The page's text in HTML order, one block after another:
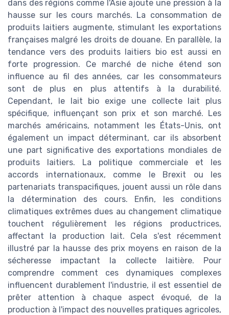
dans des régions comme l'Asie ajoute une pression à la
hausse sur les cours marchés. La consommation de
produits laitiers augmente, stimulant les exportations
françaises malgré les droits de douane. En parallèle, la
tendance vers des produits laitiers bio est aussi en
forte progression. Ce marché de niche étend son
influence au fil des années, car les consommateurs
sont de plus en plus attentifs à la durabilité.
Cependant, le lait bio exige une collecte lait plus
spécifique, influençant son prix et son marché. Les
marchés américains, notamment les États-Unis, ont
également un impact déterminant, car ils absorbent
une part significative des exportations mondiales de
produits laitiers. La politique commerciale et les
accords internationaux, comme le Brexit ou les
partenariats transpacifiques, jouent aussi un rôle dans
la détermination des cours. Enfin, les conditions
climatiques extrêmes dues au changement climatique
touchent régulièrement les régions productrices,
affectant la production lait. Cela s'est récemment
illustré par la hausse des prix moyens en raison de la
sécheresse impactant la collecte laitière. Pour
comprendre comment ces dynamiques complexes
influencent durablement l'industrie, il est essentiel de
prêter attention à chaque aspect évoqué, de la
production à l'impact des nouvelles pratiques agricoles,